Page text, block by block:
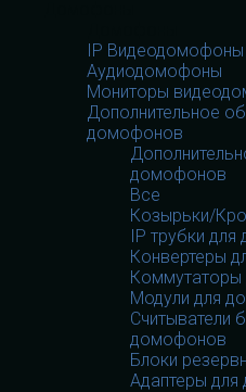
IP Видеодомофоны
Аудиодомофоны
Мониторы
Дополнительное
домофонов
домофонов
Все
Козырьки/
IP трубки
Конвертеры
Модули для
Считыватели
домофонов
Блоки
Адаптеры